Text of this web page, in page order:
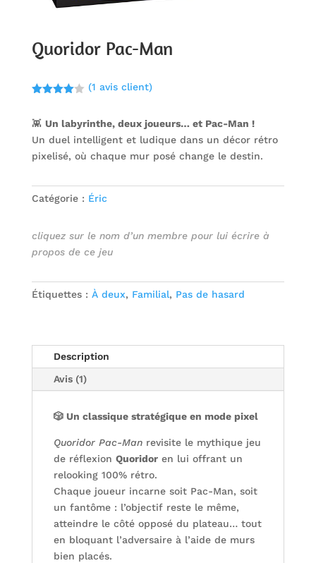
Quoridor Pac-Man
basé
notation
client
(1 avis client)
👾 Un labyrinthe, deux joueurs… et Pac-Man !
Un duel intelligent et ludique dans un décor rétro
pixelisé, où chaque mur posé change le destin.
Catégorie : Éric
cliquez sur le nom d’un membre pour lui écrire à
propos de ce jeu
Étiquettes : À deux, Familial, Pas de hasard
Description
Avis (1)
🎲 Un classique stratégique en mode pixel
Quoridor Pac-Manrevisite le mythique jeu
de réflexion Quoridoren lui offrant un
relooking 100% rétro.
Chaque joueur incarne soit Pac-Man, soit
un fantôme : l’objectif reste le même,
atteindre le côté opposé du plateau… tout
en bloquant l’adversaire à l’aide de murs
bien placés.